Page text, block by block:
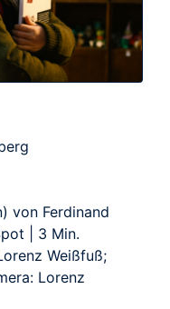
von Ferdinand
| 3 Min.
Weißfuß;
Lorenz